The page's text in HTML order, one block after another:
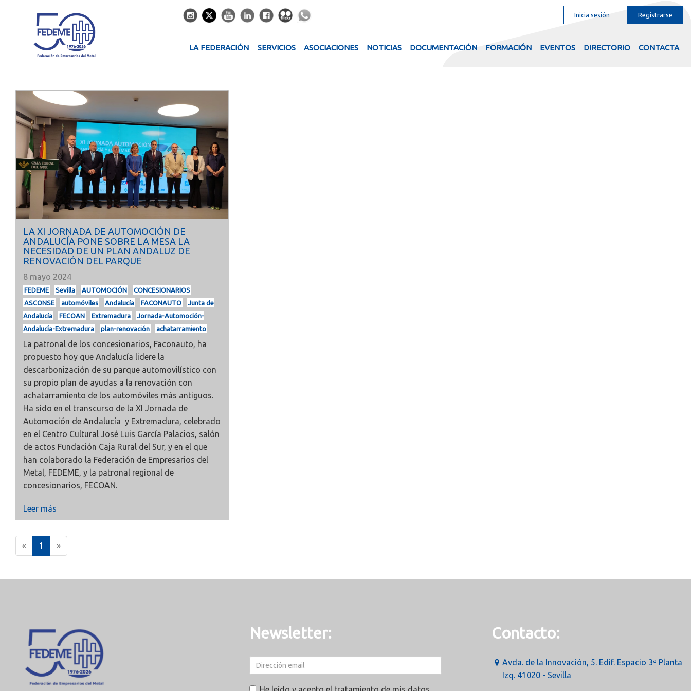
Inicia sesión Registrarse
LA FEDERACIÓN SERVICIOS ASOCIACIONES NOTICIAS DOCUMENTACIÓN FORMACIÓN EVENTOS DIRECTORIO CONTACTA
LA XI JORNADA DE AUTOMOCIÓN DE
ANDALUCÍA PONE SOBRE LA MESA LA
NECESIDAD DE UN PLAN ANDALUZ DE
RENOVACIÓN DEL PARQUE
8 mayo 2024
FEDEME Sevilla AUTOMOCIÓN
CONCESIONARIOS
ASCONSE
automóviles Andalucía FACONAUTO
Junta de
Andalucía
FECOAN Extremadura
Jornada-Automoción-
Andalucía-Extremadura
plan-renovación achatarramiento
La patronal de los concesionarios, Faconauto, ha
propuesto hoy que Andalucía lidere la
descarbonización de su parque automovilístico con
su propio plan de ayudas a la renovación con
achatarramiento de los automóviles más antiguos.
Ha sido en el transcurso de la XI Jornada de
Automoción de Andalucía y Extremadura, celebrado
en el Centro Cultural José Luis García Palacios, salón
de actos Fundación Caja Rural del Sur, y en el que
han colaborado la Federación de Empresarios del
Metal, FEDEME, y la patronal regional de
concesionarios, FECOAN.
Leer más
« 1
c
t
)
»
Newsletter: Contacto:
Avda. de la Innovación, 5. Edif. Espacio 3ª Planta
Izq. 41020 - Sevilla